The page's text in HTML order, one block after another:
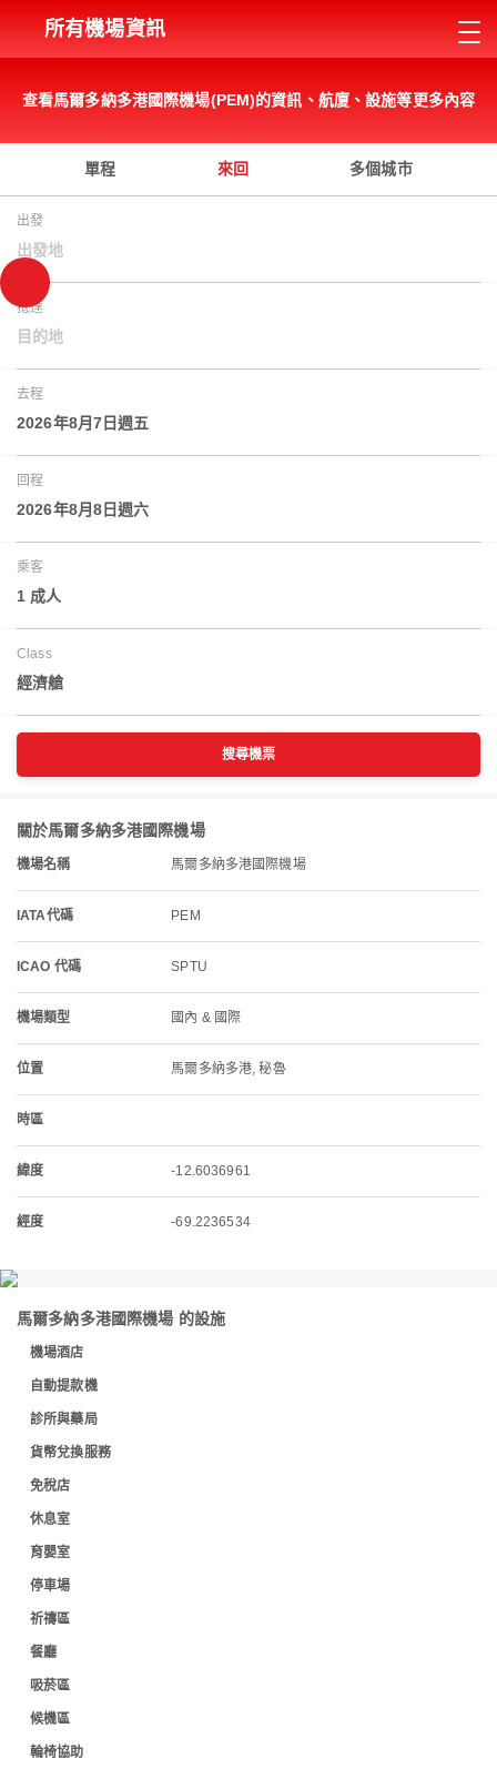
所有機場資訊
查看馬爾多納多港國際機場(PEM)的資訊、航廈、設施等更多內容
單程 來回 多個城市
出發
出發地
抵達
目的地
去程
2026年8月7日週五
回程
2026年8月8日週六
乘客
1 成人
Class
經濟艙
搜尋機票
關於馬爾多納多港國際機場
機場名稱 馬爾多納多港國際機場
IATA代碼 PEM
ICAO 代碼 SPTU
機場類型 國內 & 國際
位置 馬爾多納多港, 秘魯
時區
緯度 -12.6036961
經度 -69.2236534
馬爾多納多港國際機場 的設施
機場酒店
自動提款機
診所與藥局
貨幣兌換服務
免稅店
休息室
育嬰室
停車場
祈禱區
餐廳
吸菸區
候機區
輪椅協助